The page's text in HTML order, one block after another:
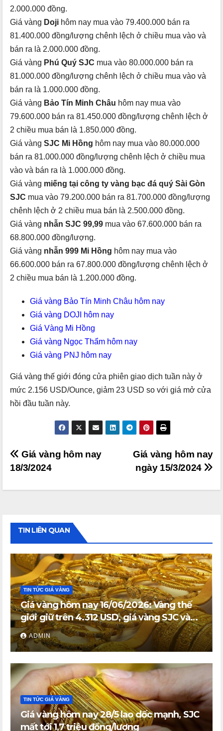
2.000.000 đồng.
Giá vàng Doji hôm nay mua vào 79.400.000 bán ra
81.400.000 đồng/lượng chênh lệch ở chiều mua vào và
bán ra là 2.000.000 đồng.
Giá vàng Phú Quý SJC mua vào 80.000.000 bán ra
81.000.000 đồng/lượng chênh lệch ở chiều mua vào và
bán ra là 1.000.000 đồng.
Giá vàng Bảo Tín Minh Châu hôm nay mua vào
79.600.000 bán ra 81.450.000 đồng/lượng chênh lệch ở
2 chiều mua bán là 1.850.000 đồng.
Giá vàng SJC Mi Hồng hôm nay mua vào 80.000.000
bán ra 81.000.000 đồng/lượng chênh lệch ở chiều mua
vào và bán ra là 1.000.000 đồng.
Giá vàng miếng tại công ty vàng bạc đá quý Sài Gòn
SJC mua vào 79.200.000 bán ra 81.700.000 đồng/lượng
chênh lệch ở 2 chiều mua bán là 2.500.000 đồng.
Giá vàng nhẫn SJC 99,99 mua vào 67.600.000 bán ra
68.800.000 đồng/lượng.
Giá vàng nhẫn 999 Mi Hồng hôm nay mua vào
66.600.000 bán ra 67.800.000 đồng/lượng chênh lệch ở
2 chiều mua bán là 1.200.000 đồng.
Giá vàng Bảo Tín Minh Châu hôm nay
Giá vàng DOJI hôm nay
Giá Vàng Mi Hồng
Giá vàng Ngọc Thẩm hôm nay
Giá vàng PNJ hôm nay
Giá vàng thế giới đóng cửa phiên giao dịch tuần này ở
mức 2.156 USD/Ounce, giảm 23 USD so với giá mở cửa
hồi đầu tuần này.
Điều
hướng
bài
Giá vàng hôm nay
ngày 15/3/2024
Giá vàng hôm nay
18/3/2024
TIN LIÊN QUAN
TIN TỨC GIÁ VÀNG
Giá vàng hôm nay 16/06/2026: Vàng thế
giới giữ trên 4.312 USD, giá vàng SJC và
vàng nhẫn trong nước đi ngang
ADMIN
TIN TỨC GIÁ VÀNG
Giá vàng hôm nay 28/5 lao dốc mạnh, SJC
mất tới 1,7 triệu đồng/lượng